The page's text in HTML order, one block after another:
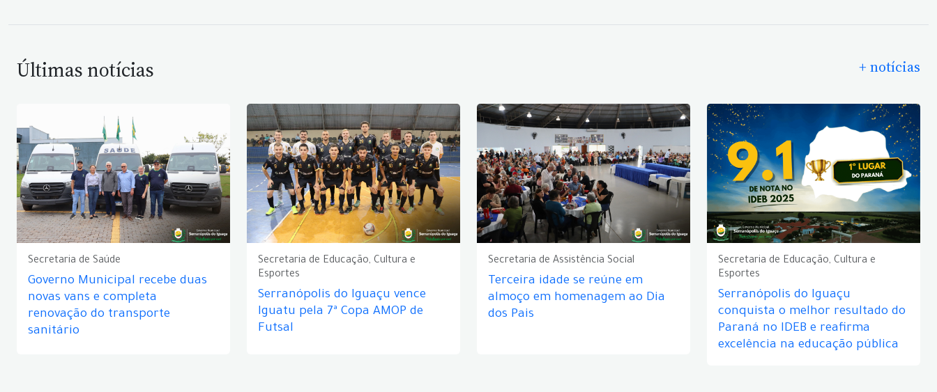
Últimas notícias + notícias
Secretaria de Saúde
Governo Municipal recebe duas
novas vans e completa
renovação do transporte
sanitário
Secretaria de Educação, Cultura e
Esportes
Serranópolis do Iguaçu vence
Iguatu pela 7ª Copa AMOP de
Futsal
Secretaria de Assistência Social
Terceira idade se reúne em
almoço em homenagem ao Dia
dos Pais
Secretaria de Educação, Cultura e
Esportes
Serranópolis do Iguaçu
conquista o melhor resultado do
Paraná no IDEB e reafirma
excelência na educação pública